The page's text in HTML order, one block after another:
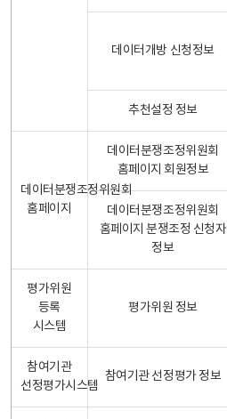
데이터개방 신청정보
추천설정 정보
데이터분쟁조정위원회
홈페이지
데이터분쟁조정위원회
홈페이지 회원정보
데이터분쟁조정위원회
홈페이지 분쟁조정 신청자
정보
평가위원
등록
시스템
평가위원 정보
참여기관
선정평가시스템
참여기관 선정평가 정보